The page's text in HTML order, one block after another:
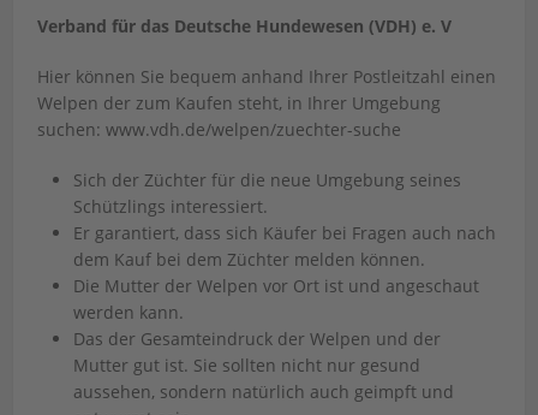
Verband für das Deutsche Hundewesen (VDH) e. V
Hier können Sie bequem anhand Ihrer Postleitzahl einen
Welpen der zum Kaufen steht, in Ihrer Umgebung
suchen: www.vdh.de/welpen/zuechter-suche
Sich der Züchter für die neue Umgebung seines
Schützlings interessiert.
Er garantiert, dass sich Käufer bei Fragen auch nach
dem Kauf bei dem Züchter melden können.
Die Mutter der Welpen vor Ort ist und angeschaut
werden kann.
Das der Gesamteindruck der Welpen und der
Mutter gut ist. Sie sollten nicht nur gesund
aussehen, sondern natürlich auch geimpft und